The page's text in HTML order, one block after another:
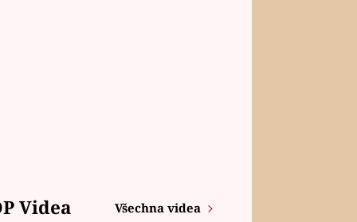
Videa Všechna videa